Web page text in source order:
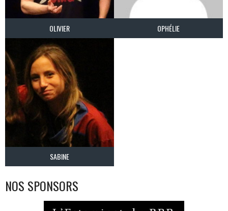
OLIVIER OPHÉLIE
SABINE
NOS SPONSORS